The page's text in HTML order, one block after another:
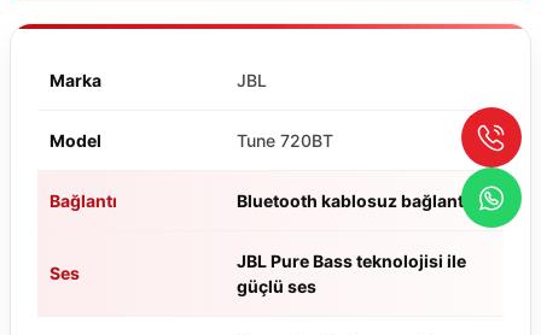
Marka JBL
Model Tune 720BT
Bağlantı Bluetooth kablosuz bağlantı
Ses
JBL Pure Bass teknolojisi ile
güçlü ses